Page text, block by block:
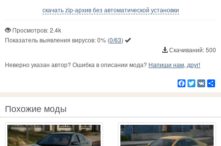
скачать zip-архив без автоматической установки
Просмотров: 2.4k
Показатель выявления вирусов:0% (0/63)
Скачиваний: 500
Неверно указан автор? Ошибка в описании мода? Напиши нам, друг!
Facebook
Twitter
VK
Похожие моды